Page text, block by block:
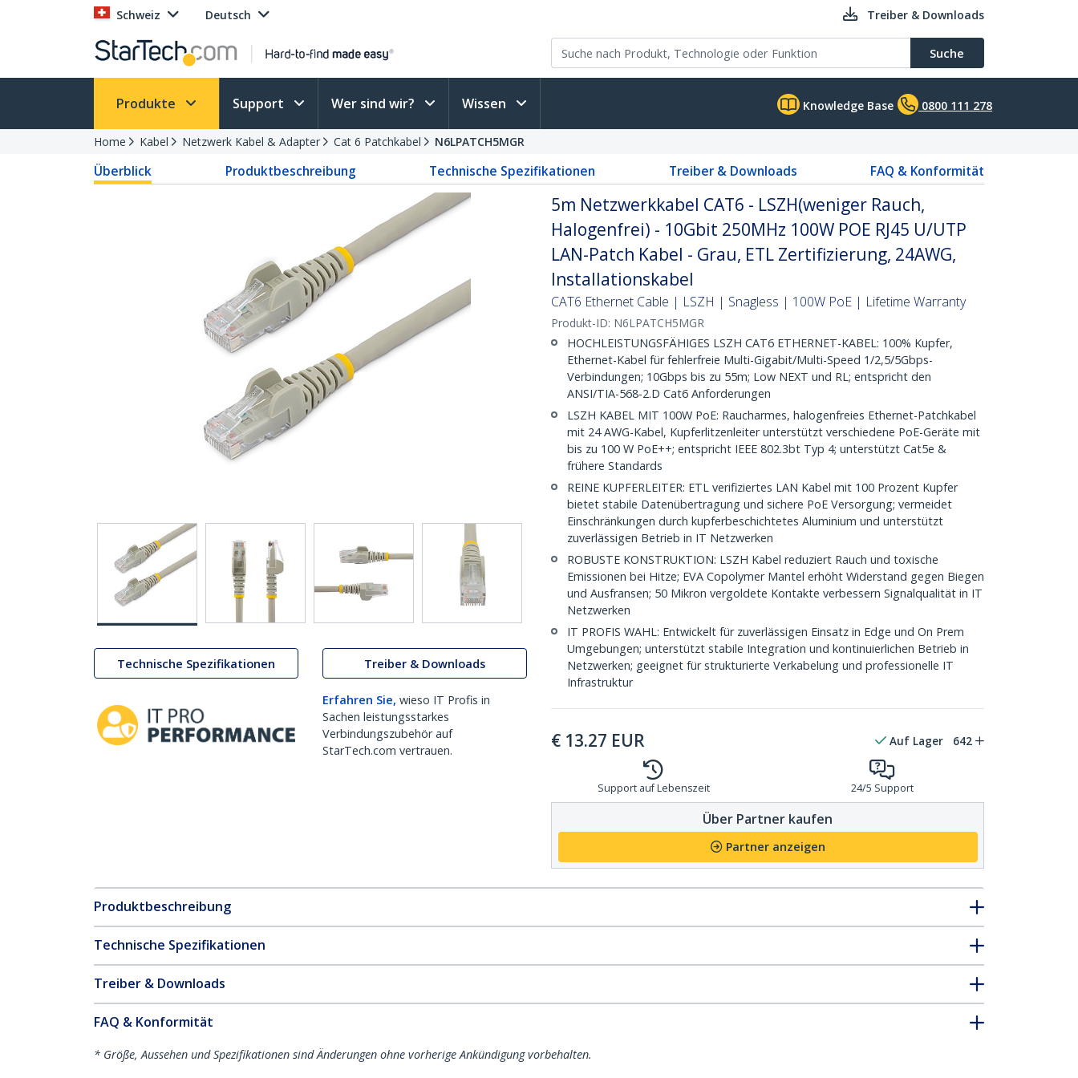
Schweiz Deutsch Treiber & Downloads
Suche
Produkte Support Wer sind wir? Wissen Knowledge Base 0800 111 278
Home Kabel Netzwerk Kabel & Adapter Cat 6 Patchkabel N6LPATCH5MGR
Überblick Produktbeschreibung Technische Spezifikationen Treiber & Downloads FAQ & Konformität
Technische Spezifikationen Treiber & Downloads
Erfahren Sie, wieso IT Profis in
Sachen leistungsstarkes
Verbindungszubehör auf
StarTech.com vertrauen.
5m Netzwerkkabel CAT6 - LSZH(weniger Rauch,
Halogenfrei) - 10Gbit 250MHz 100W POE RJ45 U/UTP
LAN-Patch Kabel - Grau, ETL Zertifizierung, 24AWG,
Installationskabel
CAT6 Ethernet Cable | LSZH | Snagless | 100W PoE | Lifetime Warranty
Produkt-ID: N6LPATCH5MGR
HOCHLEISTUNGSFÄHIGES LSZH CAT6 ETHERNET-KABEL: 100% Kupfer,
Ethernet-Kabel für fehlerfreie Multi-Gigabit/Multi-Speed 1/2,5/5Gbps-
Verbindungen; 10Gbps bis zu 55m; Low NEXT und RL; entspricht den
ANSI/TIA-568-2.D Cat6 Anforderungen
LSZH KABEL MIT 100W PoE: Raucharmes, halogenfreies Ethernet-Patchkabel
mit 24 AWG-Kabel, Kupferlitzenleiter unterstützt verschiedene PoE-Geräte mit
bis zu 100 W PoE++; entspricht IEEE 802.3bt Typ 4; unterstützt Cat5e &
frühere Standards
REINE KUPFERLEITER: ETL verifiziertes LAN Kabel mit 100 Prozent Kupfer
bietet stabile Datenübertragung und sichere PoE Versorgung; vermeidet
Einschränkungen durch kupferbeschichtetes Aluminium und unterstützt
zuverlässigen Betrieb in IT Netzwerken
ROBUSTE KONSTRUKTION: LSZH Kabel reduziert Rauch und toxische
Emissionen bei Hitze; EVA Copolymer Mantel erhöht Widerstand gegen Biegen
und Ausfransen; 50 Mikron vergoldete Kontakte verbessern Signalqualität in IT
Netzwerken
IT PROFIS WAHL: Entwickelt für zuverlässigen Einsatz in Edge und On Prem
Umgebungen; unterstützt stabile Integration und kontinuierlichen Betrieb in
Netzwerken; geeignet für strukturierte Verkabelung und professionelle IT
Infrastruktur
€ 13.27 EUR Auf Lager 642
Support auf Lebenszeit 24/5 Support
Über Partner kaufen
Partner anzeigen
Produktbeschreibung
Technische Spezifikationen
Treiber & Downloads
FAQ & Konformität
* Größe, Aussehen und Spezifikationen sind Änderungen ohne vorherige Ankündigung vorbehalten.